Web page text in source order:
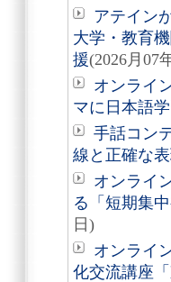
アテイン
大学・教育
援(2026月07
オンライ
マに日本語
手話コン
線と正確な
オンライ
る「短期集
日)
オンライ
化交流講座